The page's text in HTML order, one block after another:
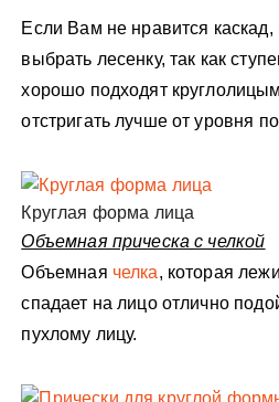
Если Вам не нравится
выбрать лесенку, так как
хорошо подходят
отстригать лучше от уровня
Круглая форма лица
Объемная прическа с челкой
Объемная челка, которая
спадает на лицо отлично
пухлому лицу.